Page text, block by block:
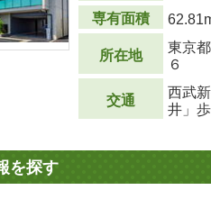
専有面積
所在地
東京
６
交通
西武
井」
を探す